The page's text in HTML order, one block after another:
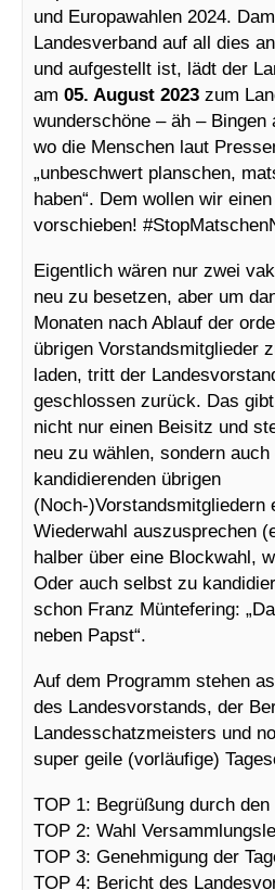
und Europawahlen 2024.
Landesverband auf all dies
und aufgestellt ist, lädt der
am 05. August 2023 zum
wunderschöne – äh – Bingen
wo die Menschen laut
„unbeschwert planschen,
haben“. Dem wollen wir
vorschieben!
Eigentlich wären nur zwei
neu zu besetzen, aber um
Monaten nach Ablauf der
übrigen Vorstandsmitglieder
laden, tritt der
geschlossen zurück. Das
nicht nur einen Beisitz und
neu zu wählen, sondern
kandidierenden übrigen
(Noch-)Vorstandsmitgliedern
Wiederwahl auszusprechen
halber über eine Blockwahl,
Oder auch selbst zu
schon Franz Müntefering:
neben Papst“.
Auf dem Programm stehen
des Landesvorstands, der
Landesschatzmeisters und
super geile (vorläufige)
TOP 1: Begrüßung durch
TOP 2: Wahl
TOP 3: Genehmigung der
TOP 4: Bericht des